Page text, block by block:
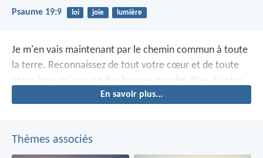
Psaume 19:9 loi joie lumière
Je m'en vais maintenant par le chemin commun à toute
la terre. Reconnaissez de tout votre cœur et de toute
votre âme qu'aucune des bonnes paroles dites à votre
sujet par l'Eternel, votre Dieu, n'est restée sans effet.
En savoir plus...
Thèmes associés